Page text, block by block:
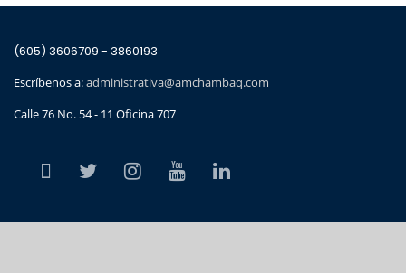
(605) 3606709 - 3860193
Escríbenos a:administrativa@amchambaq.com
Calle 76 No. 54 - 11 Oficina 707